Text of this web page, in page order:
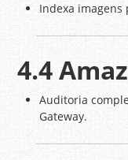
Indexa imagens
4.4
Auditoria
Gateway.